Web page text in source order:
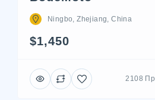
Ningbo, Zhejiang, China
$1,450
2108